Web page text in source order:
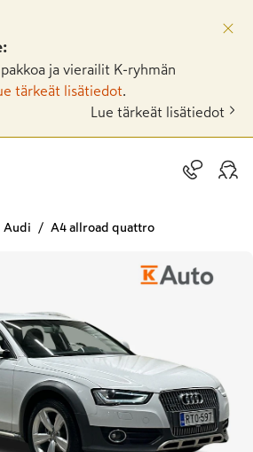
ja vierailit K-ryhmän
tärkeät lisätiedot
Lue tärkeät lisätiedot
Audi A4 allroad quattro